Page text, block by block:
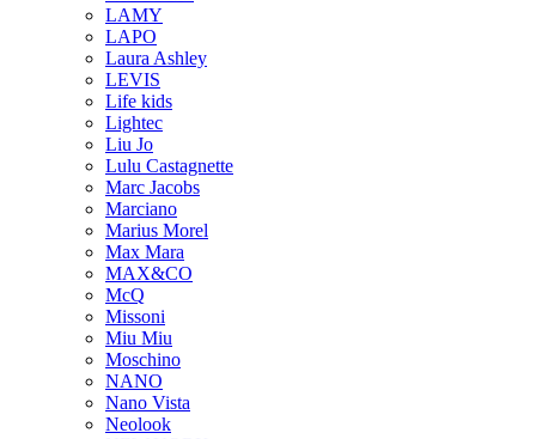
LAMY
LAPO
Laura Ashley
LEVIS
Life kids
Lightec
Liu Jo
Lulu Castagnette
Marc Jacobs
Marciano
Marius Morel
Max Mara
MAX&CO
McQ
Missoni
Miu Miu
Moschino
NANO
Nano Vista
Neolook